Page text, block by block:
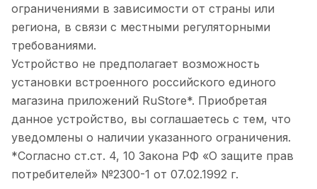
ограничениями в зависимости от страны или
региона, в связи с местными регуляторными
требованиями.
Устройство не предполагает возможность
установки встроенного российского единого
магазина приложений RuStore*. Приобретая
данное устройство, вы соглашаетесь с тем, что
уведомлены о наличии указанного ограничения.
*Согласно ст.ст. 4, 10 Закона РФ «О защите прав
потребителей» №2300-1 от 07.02.1992 г.